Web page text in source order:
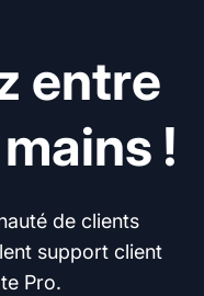
entre
!
de clients
support client
Pro.